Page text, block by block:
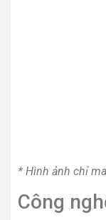
* Hình ảnh chỉ
Công